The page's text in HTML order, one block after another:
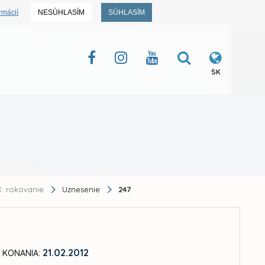
NESÚHLASÍM SÚHLASÍM
SK
rokovanie Uznesenie 247
21.02.2012